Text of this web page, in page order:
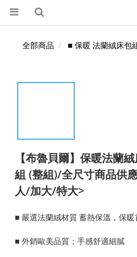
全部商品 ■ 保暖 法蘭絨床包
【布魯貝爾】保暖法蘭
組 (整組)/全尺寸商品供
人/加大/特大>
■ 嚴選法蘭絨材質 蓄熱保溫，保暖
■ 外銷歐美品質；手感舒適細膩